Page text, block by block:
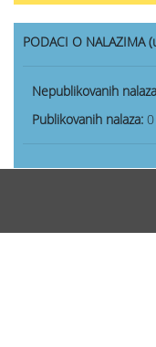
PODACI O NALAZIMA
Nepublikovanih
Publikovanih nalaza: 0